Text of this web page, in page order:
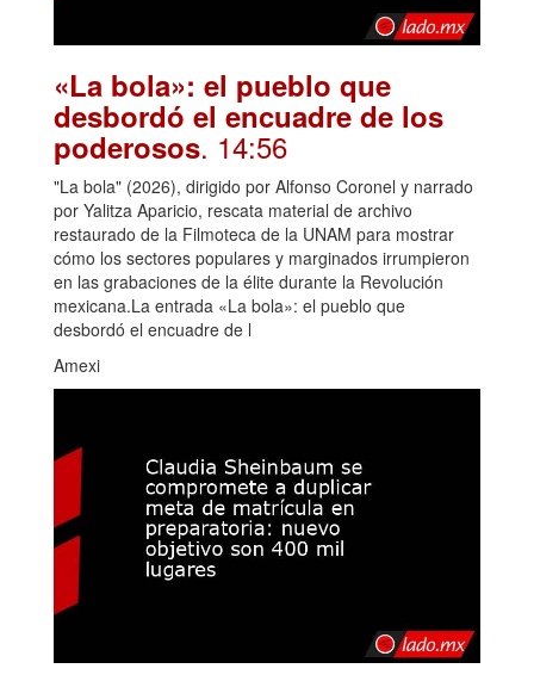
«La bola»: el pueblo que
desbordó el encuadre de los
poderosos. 14:56
"La bola" (2026), dirigido por Alfonso Coronel y narrado
por Yalitza Aparicio, rescata material de archivo
restaurado de la Filmoteca de la UNAM para mostrar
cómo los sectores populares y marginados irrumpieron
en las grabaciones de la élite durante la Revolución
mexicana.La entrada «La bola»: el pueblo que
desbordó el encuadre de l
Amexi